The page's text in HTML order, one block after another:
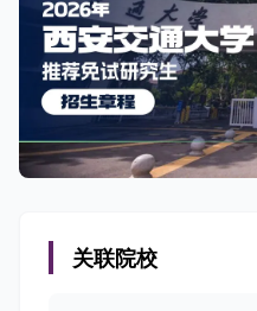
关联院校